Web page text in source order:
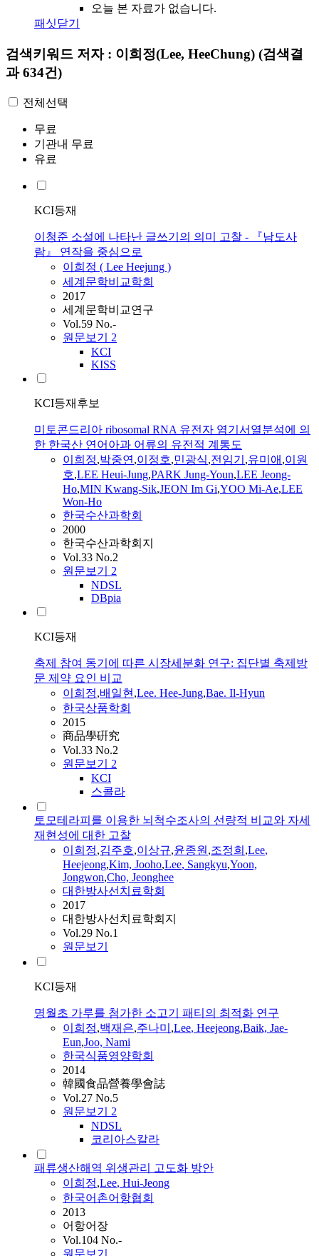
오늘 본 자료가 없습니다.
패싯닫기
검색키워드 저자 : 이희정(Lee, HeeChung) (검색결
과 634건)
전체선택
무료
기관내 무료
유료
KCI등재
이청준 소설에 나타난 글쓰기의 의미 고찰 - 『남도사
람』 연작을 중심으로
이희정 ( Lee Heejung )
세계문학비교학회
2017
세계문학비교연구
Vol.59 No.-
원문보기 2
KCI
KISS
KCI등재후보
미토콘드리아 ribosomal RNA 유전자 염기서열분석에 의
한 한국산 연어아과 어류의 유전적 계통도
이희정,박중연,이정호,민광식,전임기 ,유미애 ,이원
호,LEE Heui-Jung,PARK Jung-Youn,LEE Jeong-
Ho,MIN Kwang-Sik,JEON Im Gi,YOO Mi-Ae,LEE
Won-Ho
한국수산과학회
2000
한국수산과학회지
Vol.33 No.2
원문보기 2
NDSL
DBpia
KCI등재
축제 참여 동기에 따른 시장세분화 연구: 집단별 축제방
문 제약 요인 비교
이희정,배일현,Lee. Hee-Jung,Bae. Il-Hyun
한국상품학회
2015
商品學硏究
Vol.33 No.2
원문보기 2
KCI
스콜라
토모테라피를 이용한 뇌척수조사의 선량적 비교와 자세
재현성에 대한 고찰
이희정,김주호,이상규,윤종원,조정희 ,Lee,
Heejeong,Kim, Jooho,Lee, Sangkyu,Yoon,
Jongwon,Cho, Jeonghee
대한방사선치료학회
2017
대한방사선치료학회지
Vol.29 No.1
원문보기
KCI등재
명월초 가루를 첨가한 소고기 패티의 최적화 연구
이희정,백재은,주나미 ,Lee, Heejeong,Baik, Jae-
Eun,Joo, Nami
한국식품영양학회
2014
韓國食品營養學會誌
Vol.27 No.5
원문보기 2
NDSL
코리아스칼라
패류생산해역 위생관리 고도화 방안
이희정,Lee, Hui-Jeong
한국어촌어항협회
2013
어항어장
Vol.104 No.-